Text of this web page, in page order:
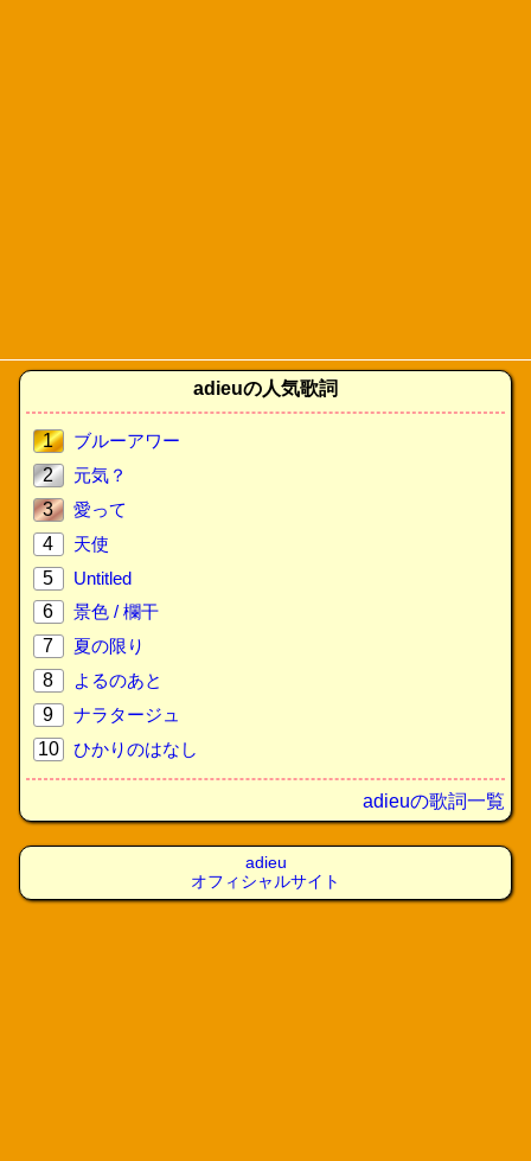
adieuの人気歌詞
1
ブルーアワー
2
元気？
3
愛って
4
天使
5
Untitled
6
景色 / 欄干
7
夏の限り
8
よるのあと
9
ナラタージュ
10
ひかりのはなし
adieuの歌詞一覧
adieu
オフィシャルサイト